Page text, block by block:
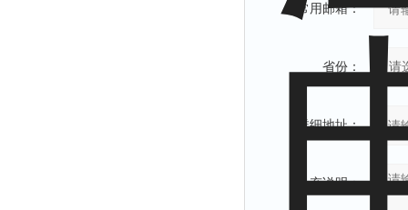
常用邮箱：
省份：
详细地址：
补充说明：